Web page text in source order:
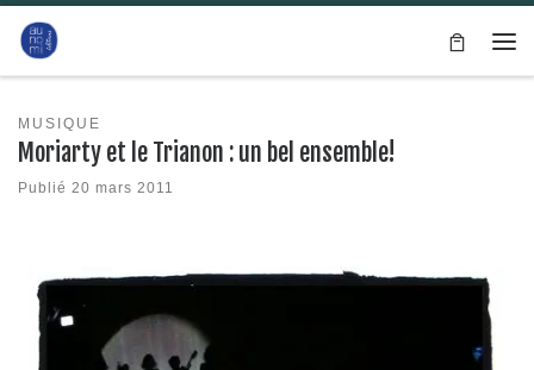
Passer au contenu
MUSIQUE
Moriarty et le Trianon : un bel ensemble!
Publié 20 mars 2011